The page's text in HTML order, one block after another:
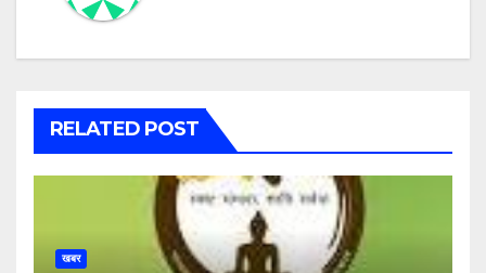
RELATED POST
खबर